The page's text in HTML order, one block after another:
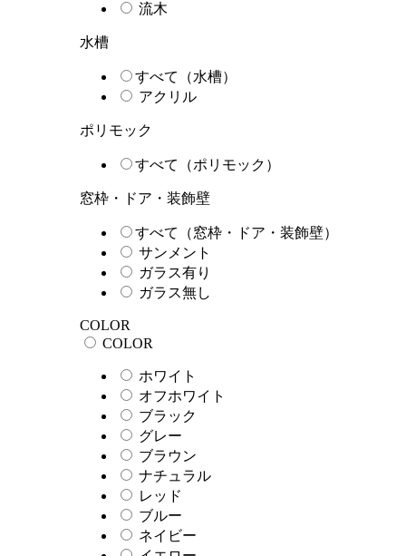
流木
水槽
すべて（水槽）
アクリル
ポリモック
すべて（ポリモック）
窓枠・ドア・装飾壁
すべて（窓枠・ドア・装飾壁）
サンメント
ガラス有り
ガラス無し
COLOR
COLOR
ホワイト
オフホワイト
ブラック
グレー
ブラウン
ナチュラル
レッド
ブルー
ネイビー